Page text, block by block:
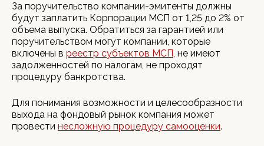
За поручительство компании-эмитенты должны
будут заплатить Корпорации МСП от 1,25 до 2% от
объема выпуска. Обратиться за гарантией или
поручительством могут компании, которые
включены в реестр субъектов МСП, не имеют
задолженностей по налогам, не проходят
процедуру банкротства.
Для понимания возможности и целесообразности
выхода на фондовый рынок компания может
провести несложную процедуру самооценки.